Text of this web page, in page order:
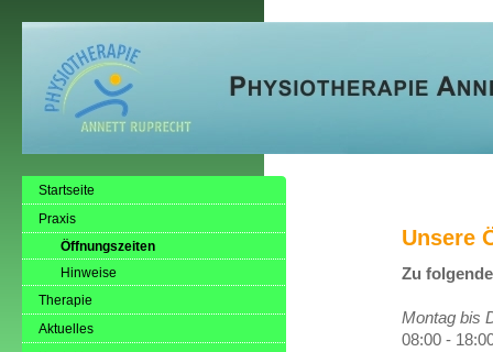
Unsere
Zu
Montag bis
08:00 -
Startseite
Praxis
Öffnungszeiten
Hinweise
Therapie
Aktuelles